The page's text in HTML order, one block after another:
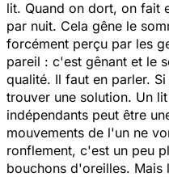
lit. Quand on dort, on fait
par nuit. Cela gêne le
forcément perçu par les
pareil : c'est gênant et le
qualité. Il faut en parler.
trouver une solution. Un
indépendants peut être
mouvements de l'un ne
ronflement, c'est un peu
bouchons d'oreilles.